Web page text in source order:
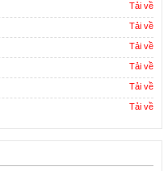
Tải về
Tải về
Tải về
Tải về
Tải về
Tải về